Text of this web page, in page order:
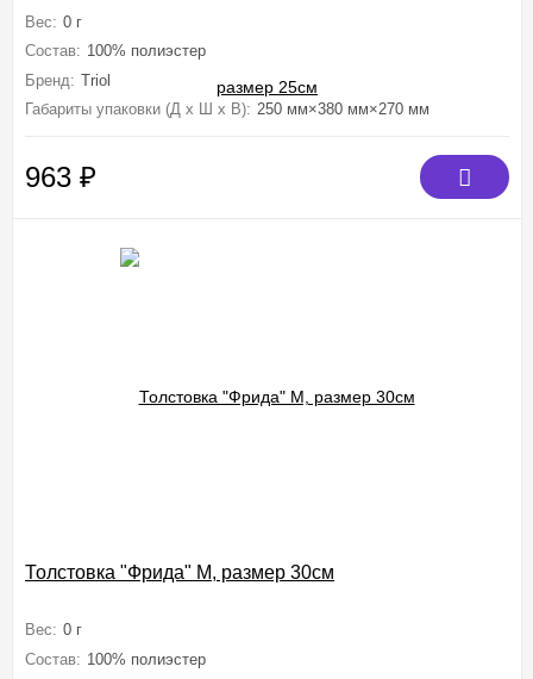
Вес: 0 г
Состав: 100% полиэстер
Бренд: Triol
Габариты упаковки (Д х Ш х В): 250 мм×380 мм×270 мм
963 ₽
Толстовка "Фрида" M, размер 30см
Вес: 0 г
Состав: 100% полиэстер